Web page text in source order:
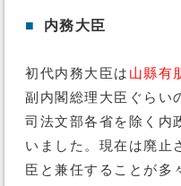
■ 内務大臣
初代内務大臣は 山縣有
副内閣総理大臣ぐらい
司法文部各省を除く内
いました。現在は廃止
臣と兼任することが多